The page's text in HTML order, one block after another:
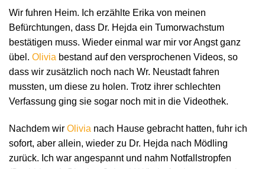
Wir fuhren Heim. Ich erzählte Erika von meinen
Befürchtungen, dass Dr. Hejda ein Tumorwachstum
bestätigen muss. Wieder einmal war mir vor Angst ganz
übel. Olivia bestand auf den versprochenen Videos, so
dass wir zusätzlich noch nach Wr. Neustadt fahren
mussten, um diese zu holen. Trotz ihrer schlechten
Verfassung ging sie sogar noch mit in die Videothek.
Nachdem wir Olivia nach Hause gebracht hatten, fuhr ich
sofort, aber allein, wieder zu Dr. Hejda nach Mödling
zurück. Ich war angespannt und nahm Notfallstropfen